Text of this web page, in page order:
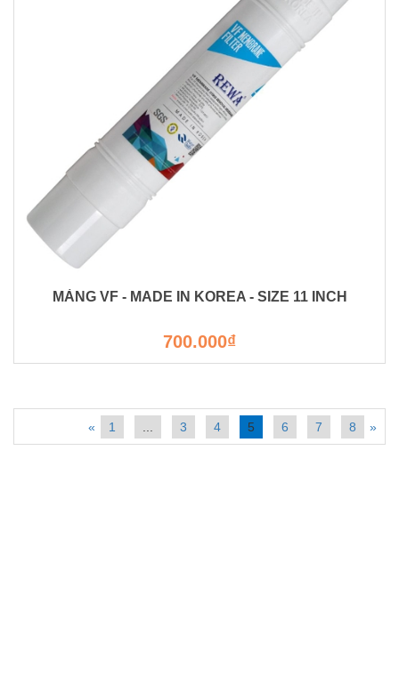
MÀNG VF - MADE IN KOREA - SIZE 11 INCH
700.000₫
« 1 3 4 5 6 7 8 »